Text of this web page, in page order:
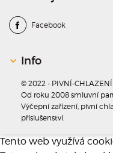
Facebook
Info
© 2022 - PIVNÍ-
Od roku 2008 smluvní
Výčepní zařízení, pivní
příslušenství.
Tento web využívá